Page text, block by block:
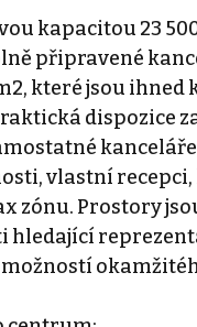
kapacitou 23
připravené
které jsou ihned
dispozice
vlastní recepci,
zónu. Prostory
hledající